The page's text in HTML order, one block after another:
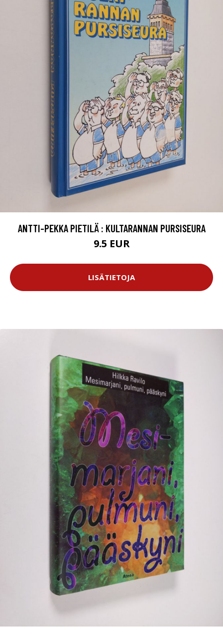
ANTTI-PEKKA PIETILÄ : KULTARANNAN PURSISEURA
9.5 EUR
LISÄTIETOJA